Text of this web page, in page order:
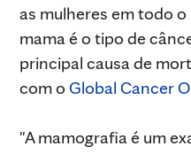
as mulheres em todo
mama é o tipo de
principal causa de
com o Global Cancer
"A mamografia é um